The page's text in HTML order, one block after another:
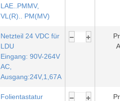
LAE..PMMV,
VL(R).. PM(MV)
Netzteil 24 VDC für
LDU
Eingang: 90V-264V
AC,
Ausgang:24V,1,67A
Folientastatur